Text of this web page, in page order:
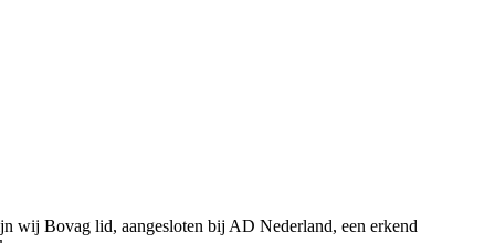
wij Bovag lid, aangesloten bij AD Nederland, een erkend